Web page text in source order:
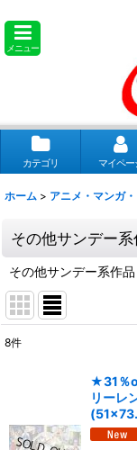
メニュー
カテゴリ マイペー
ホーム > アニメ・マンガ
その他サンデー系
その他サンデー系作品
8件
★31％
リーレ